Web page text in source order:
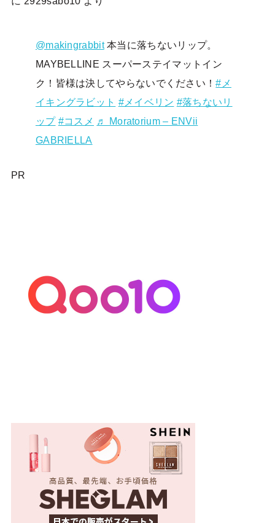
@makingrabbit本当に落ちないリップ。
MAYBELLINE スーパーステイマットイン
ク！皆様は決してやらないでください！#メ
イキングラビット #メイベリン #落ちないリ
ップ #コスメ ♬ Moratorium – ENVii
GABRIELLA
PR